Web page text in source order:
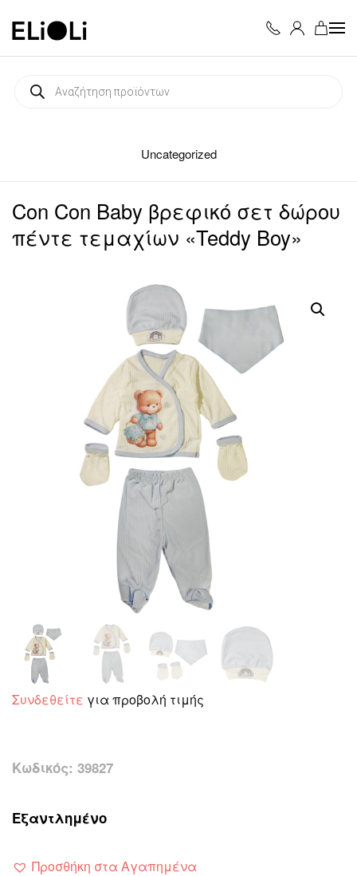
Skip to main content
Products
search
Uncategorized
Con Con Baby βρεφικό σετ δώρου
πέντε τεμαχίων «Teddy Boy»
Συνδεθείτε για προβολή τιμής
Κωδικός: 39827
Εξαντλημένο
Προσθήκη στα Αγαπημένα